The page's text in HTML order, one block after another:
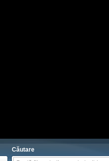
Căutare